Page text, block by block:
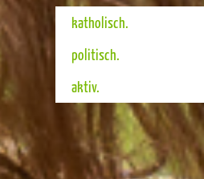
katholisch.
politisch.
aktiv.